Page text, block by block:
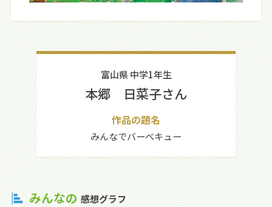
富山県 中学1年生
本郷 日菜子さん
作品の題名
みんなでバーベキュー
みんなの 感想グラフ